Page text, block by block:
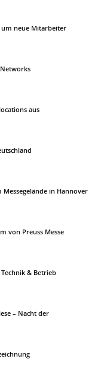
neue Mitarbeiter
aus
in Hannover
von Preuss Messe
& Betrieb
– Nacht der